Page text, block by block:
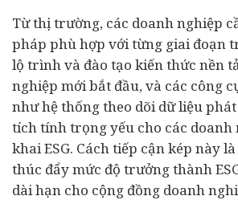
Từ thị trường, các doanh nghiệp
pháp phù hợp với từng giai đoạn
lộ trình và đào tạo kiến thức nền
nghiệp mới bắt đầu, và các công
như hệ thống theo dõi dữ liệu
tích tính trọng yếu cho các
khai ESG. Cách tiếp cận kép này
thúc đẩy mức độ trưởng thành
dài hạn cho cộng đồng doanh